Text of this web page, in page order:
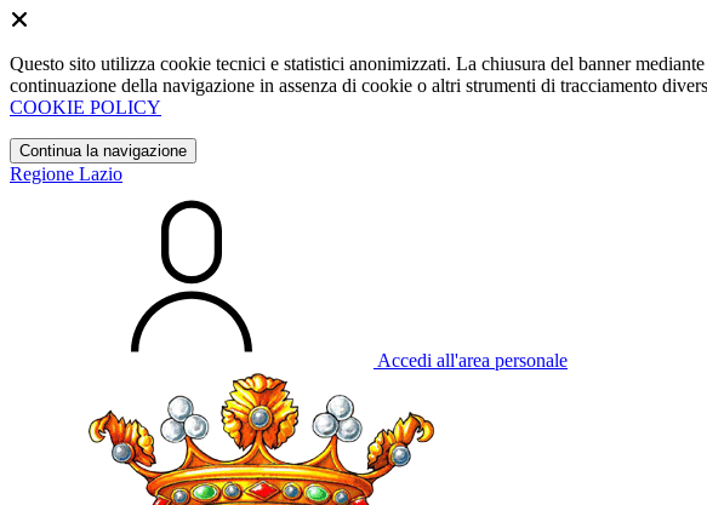
Questo sito utilizza cookie tecnici e statistici anonimizzati. La chiusura del banner
continuazione della navigazione in assenza di cookie o altri strumenti di tracciamento
COOKIE POLICY
Continua la navigazione
Regione Lazio
Accedi all'area personale